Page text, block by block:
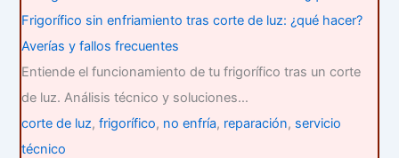
Frigorífico sin enfriamiento tras corte de luz: ¿qué hacer?
Averías y fallos frecuentes
Entiende el funcionamiento de tu frigorífico tras un corte
de luz. Análisis técnico y soluciones…
corte de luz,frigorífico, no enfría, reparación, servicio
técnico